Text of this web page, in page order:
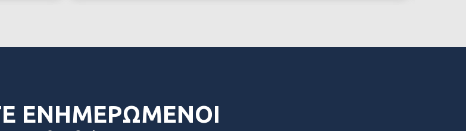
ΕΝΗΜΕΡΩΜΕΝΟΙ